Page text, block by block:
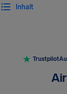
Inhalt
Trustpilot